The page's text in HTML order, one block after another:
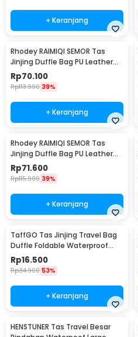
+ Keranjang
Rhodey RAIMIQI SEMOR Tas
Jinjing Duffle Bag PU Leather
Unisex 20 Inch Iron Beauty -
C01
Rp70.100
Rp113.900 39%
+ Keranjang
Rhodey RAIMIQI SEMOR Tas
Jinjing Duffle Bag PU Leather
Unisex 20 Inch Beautiful
Pattern - C01
Rp71.600
Rp115.900 39%
+ Keranjang
TaffGO Tas Jinjing Travel Bag
Duffle Foldable Waterproof
480mm - B20
Rp16.500
Rp34.900 53%
+ Keranjang
HENSTUNER Tas Travel Besar